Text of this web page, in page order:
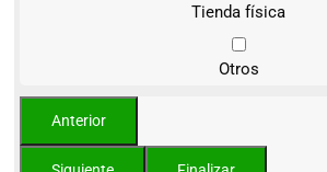
Tienda física
Otros